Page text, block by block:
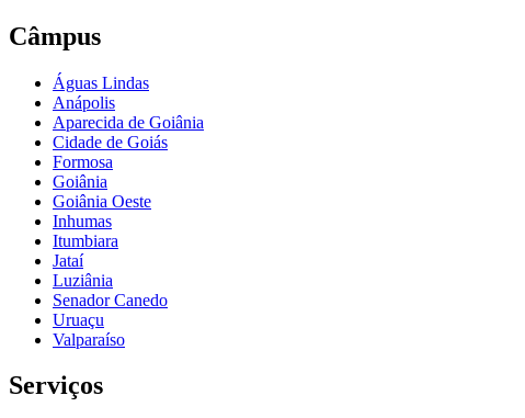
Câmpus
Águas Lindas
Anápolis
Aparecida de Goiânia
Cidade de Goiás
Formosa
Goiânia
Goiânia Oeste
Inhumas
Itumbiara
Jataí
Luziânia
Senador Canedo
Uruaçu
Valparaíso
Serviços